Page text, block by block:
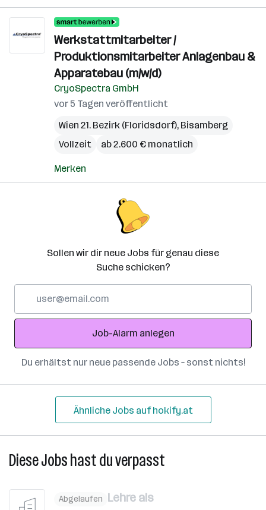
Werkstattmitarbeiter /
Produktionsmitarbeiter Anlagenbau &
Apparatebau (m/w/d)
CryoSpectra GmbH
vor 5 Tagen veröffentlicht
Wien 21. Bezirk (Floridsdorf), Bisamberg
Vollzeit
ab 2.600 € monatlich
Merken
Sollen wir dir neue Jobs für genau diese
Suche schicken?
Adresse
Job-Alarm anlegen
Du erhältst nur neue passende Jobs – sonst nichts!
Ähnliche Jobs auf hokify.at
Diese Jobs hast du verpasst
Abgelaufen Lehre als